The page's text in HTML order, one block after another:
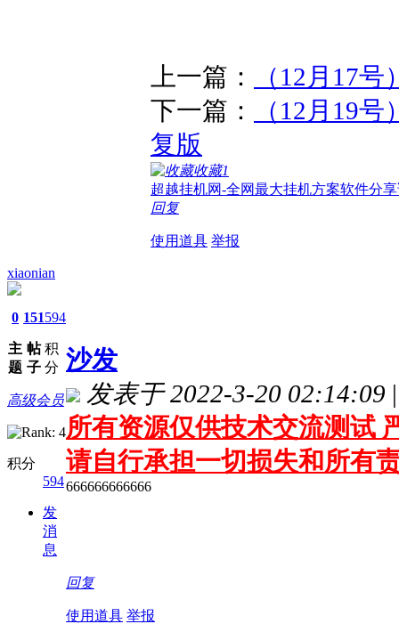
上一篇：
（12月17
下一篇：
（12月19
复版
收藏1
超越挂机网-全网最大挂机方案软件分
回复
使用道具 举报
xiaonian
0
主
题
151
帖
子
594
积
分
高级会员
积分
594
发
消
息
沙发
发表于 2022-3-20 02:14:09 |
所有资源仅供技术交流测试
请自行承担一切损失和所有
666666666666
回复
使用道具 举报